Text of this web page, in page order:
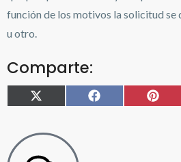
función de los motivos la solicitud se
u otro.
Comparte:
X
Facebook